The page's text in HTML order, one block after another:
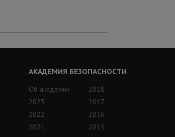
АКАДЕМИЯ БЕЗОПАСНОСТИ
Об академии
2023
2022
2021
2018
2017
2016
2015